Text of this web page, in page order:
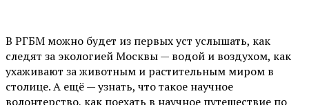
В РГБМ можно будет из первых уст услышать, как
следят за экологией Москвы — водой и воздухом, как
ухаживают за животным и растительным миром в
столице. А ещё — узнать, что такое научное
волонтерство, как поехать в научное путешествие по